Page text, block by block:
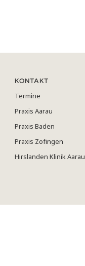
KONTAKT
Termine
Praxis Aarau
Praxis Baden
Praxis Zofingen
Hirslanden Klinik Aarau